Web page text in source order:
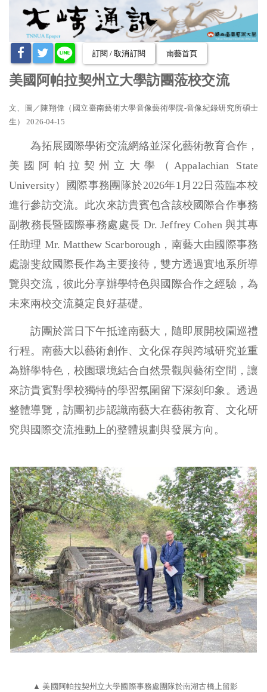
訂閱 / 取消訂閱 南藝首頁
美國阿帕拉契州立大學訪團蒞校交流
文、圖 ／ 陳翔偉（國立臺南藝術大學音像藝術學院-音像紀錄研究所碩士
生） 2026-04-15
為拓展國際學術交流網絡並深化藝術教育合作，
美國阿帕拉契州立大學（Appalachian State
University）國際事務團隊於2026年1月22日蒞臨本校
進行參訪交流。此次來訪貴賓包含該校國際合作事務
副教務長暨國際事務處處長 Dr. Jeffrey Cohen 與其專
任助理 Mr. Matthew Scarborough，南藝大由國際事務
處謝斐紋國際長作為主要接待，雙方透過實地系所導
覽與交流，彼此分享辦學特色與國際合作之經驗，為
未來兩校交流奠定良好基礎。
訪團於當日下午抵達南藝大，隨即展開校園巡禮
行程。南藝大以藝術創作、文化保存與跨域研究並重
為辦學特色，校園環境結合自然景觀與藝術空間，讓
來訪貴賓對學校獨特的學習氛圍留下深刻印象。透過
整體導覽，訪團初步認識南藝大在藝術教育、文化研
究與國際交流推動上的整體規劃與發展方向。
▲ 美國阿帕拉契州立大學國際事務處團隊於南湖古橋上留影